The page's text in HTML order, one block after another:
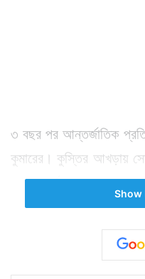
৩ বছর পর আন্তর্জাতিক
কুমারের। কুস্তির আখড়ায়
মুখ স্বর্ণোজ্জ্বল করলেন
আয়োজিত কমনওয়েলথ
স্বর্ণপদক জিতলেন তিনি।
উল্টোদিকে ছিলেন
Show